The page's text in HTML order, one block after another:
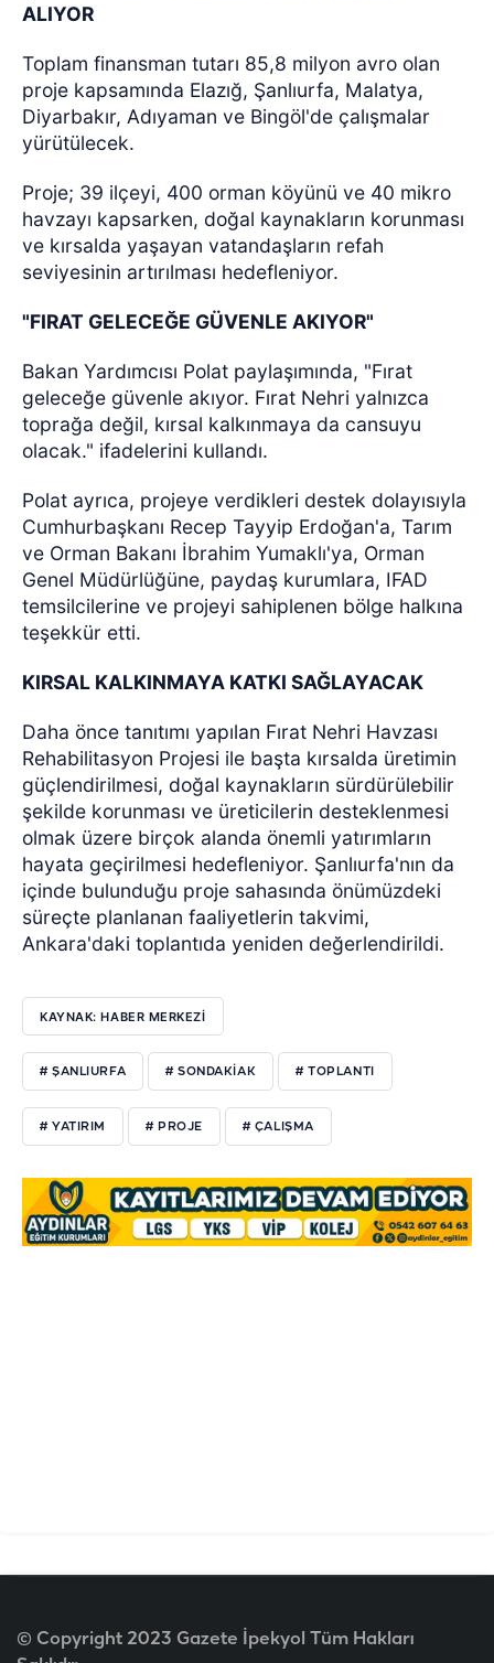
ALIYOR
Toplam finansman tutarı 85,8 milyon avro olan
proje kapsamında Elazığ, Şanlıurfa, Malatya,
Diyarbakır, Adıyaman ve Bingöl'de çalışmalar
yürütülecek.
Proje; 39 ilçeyi, 400 orman köyünü ve 40 mikro
havzayı kapsarken, doğal kaynakların korunması
ve kırsalda yaşayan vatandaşların refah
seviyesinin artırılması hedefleniyor.
"FIRAT GELECEĞE GÜVENLE AKIYOR"
Bakan Yardımcısı Polat paylaşımında, "Fırat
geleceğe güvenle akıyor. Fırat Nehri yalnızca
toprağa değil, kırsal kalkınmaya da cansuyu
olacak." ifadelerini kullandı.
Polat ayrıca, projeye verdikleri destek dolayısıyla
Cumhurbaşkanı Recep Tayyip Erdoğan'a, Tarım
ve Orman Bakanı İbrahim Yumaklı'ya, Orman
Genel Müdürlüğüne, paydaş kurumlara, IFAD
temsilcilerine ve projeyi sahiplenen bölge halkına
teşekkür etti.
KIRSAL KALKINMAYA KATKI SAĞLAYACAK
Daha önce tanıtımı yapılan Fırat Nehri Havzası
Rehabilitasyon Projesi ile başta kırsalda üretimin
güçlendirilmesi, doğal kaynakların sürdürülebilir
şekilde korunması ve üreticilerin desteklenmesi
olmak üzere birçok alanda önemli yatırımların
hayata geçirilmesi hedefleniyor. Şanlıurfa'nın da
içinde bulunduğu proje sahasında önümüzdeki
süreçte planlanan faaliyetlerin takvimi,
Ankara'daki toplantıda yeniden değerlendirildi.
KAYNAK: HABER MERKEZİ
# ŞANLIURFA # SONDAKIAK # TOPLANTI
# YATIRIM # PROJE # ÇALIŞMA
© Copyright 2023 Gazete İpekyol Tüm Hakları